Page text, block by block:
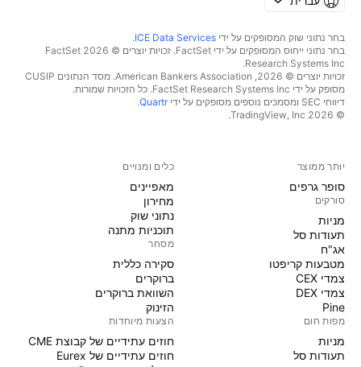
בחר נתוני שוק המסופקים על ידי ICE Data Services
.
בחר נתוני ייחוס המסופקים על ידי FactSet. זכויות יוצרים © 2026 ‏FactSet
Research Systems Inc.‏
זכויות יוצרים © 2026, ‏American Bankers Association. מסד הנתונים CUSIP
מסופק על ידי FactSet Research Systems Inc. כל הזכויות שמורות.
דיווחי SEC ומסמכים נוספים מסופקים על ידי
Quartr
.
© 2026 ‏TradingView, Inc.‏
יותר ממוצר
סופר גרפים
סורקים
מניות‏
תעודות סל
אג"ח
מטבעות קריפטו
צמדי CEX
צמדי DEX
Pine
מפות חום
מניות‏
תעודות סל
כלים ומנויים
מאפיינים
מחירון
נתוני שוק
תוכניות מתנה
מסחר
סקירה כללית
ברוקרים
השוואת ברוקרים
הזינוק
הצעות מיוחדות
חוזים עתידיים של קבוצת CME
חוזים עתידיים של Eurex